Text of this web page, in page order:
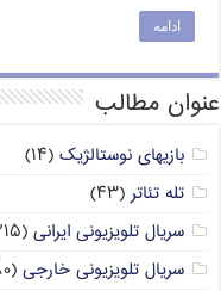
ادامه
عنوان مطالب
بازیهای نوستالژیک (۱۴)
تله تئاتر (۴۳)
سریال تلویزیونی ایرانی (۲۱۵)
سریال تلویزیونی خارجی (۸۰)